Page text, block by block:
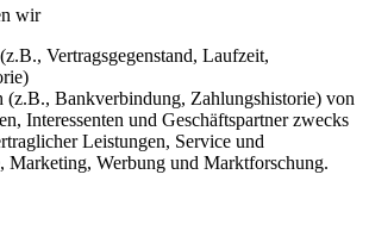
wir
Vertragsgegenstand, Laufzeit,
(z.B., Bankverbindung, Zahlungshistorie) von
Interessenten und Geschäftspartner zwecks
Leistungen, Service und
Marketing, Werbung und Marktforschung.